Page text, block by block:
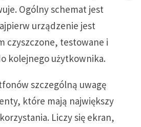
Ogólny schemat jest
urządzenie jest
czyszczone, testowane i
kolejnego użytkownika.
szczególną uwagę
które mają największy
Liczy się ekran,